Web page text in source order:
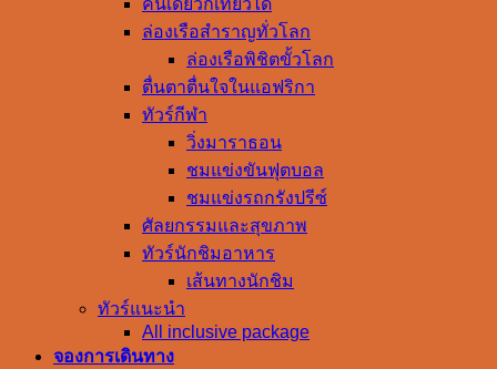
ล่องเรือสำราญทั่วโลก
ล่องเรือพิชิตขั้วโลก
ตื่นตาตื่นใจในแอฟริกา
ทัวร์กีฬา
วิ่งมาราธอน
ชมแข่งขันฟุตบอล
ชมแข่งรถกรังปรีซ์
ศัลยกรรมและสุขภาพ
ทัวร์นักชิมอาหาร
เส้นทางนักชิม
ทัวร์แนะนำ
All inclusive package
จองการเดินทาง